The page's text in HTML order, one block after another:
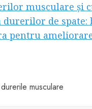
musculare și
durerilor de
pentru
musculare